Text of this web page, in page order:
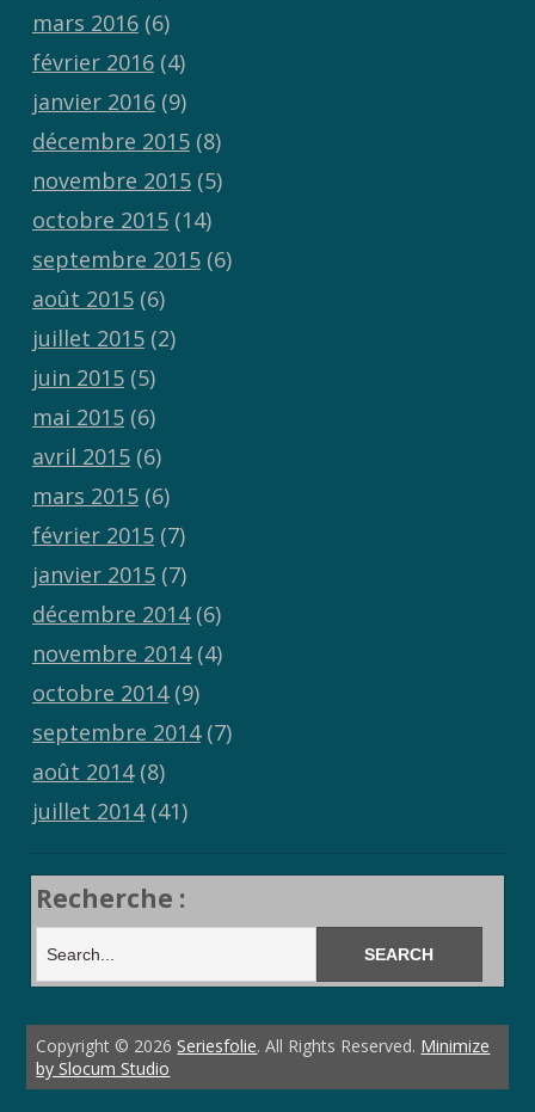
mars 2016(6)
février 2016(4)
janvier 2016(9)
décembre 2015(8)
novembre 2015(5)
octobre 2015(14)
septembre 2015(6)
août 2015(6)
juillet 2015(2)
juin 2015(5)
mai 2015(6)
avril 2015(6)
mars 2015(6)
février 2015(7)
janvier 2015(7)
décembre 2014(6)
novembre 2014(4)
octobre 2014(9)
septembre 2014(7)
août 2014(8)
juillet 2014(41)
Recherche :
Copyright © 2026 Seriesfolie. All Rights Reserved. Minimize
by Slocum Studio